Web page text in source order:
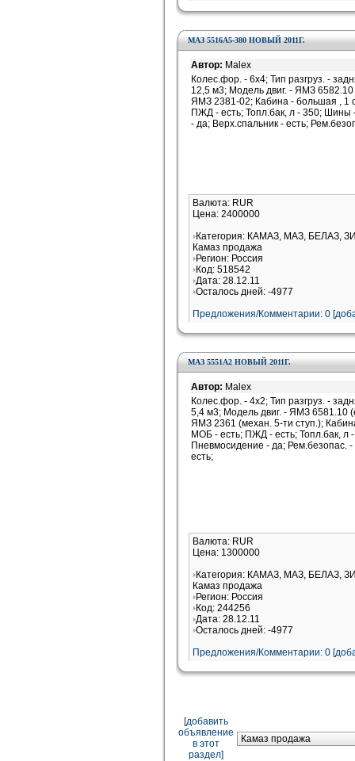
МАЗ 5516А5-380 НОВЫЙ 2011Г.
Автор: Malex
Колес.фор. - 6х4; Тип разгруз. -
12,5 м3; Модель двиг. - ЯМЗ
ЯМЗ 2381-02; Кабина - большая , 1
ПЖД - есть; Топл.бак, л - 350;
- да; Верх.спальник - есть;
Валюта: RUR
Цена: 2400000
Категория: КАМАЗ, МАЗ, БЕЛАЗ,
Камаз продажа
Регион: Россия
Код: 518542
Дата: 28.12.11
Осталось дней: -4977
Предложения/Комментарии: 0
МАЗ 5551А2 НОВЫЙ 2011Г.
Автор: Malex
Колес.фор. - 4x2; Тип разгруз. -
5,4 м3; Модель двиг. - ЯМЗ 6581.10
ЯМЗ 2361 (механ. 5-ти ступ.);
МОБ - есть; ПЖД - есть; Топл.бак,
Пневмосидение - да; Рем.безопас. -
есть;
Валюта: RUR
Цена: 1300000
Категория: КАМАЗ, МАЗ, БЕЛАЗ,
Камаз продажа
Регион: Россия
Код: 244256
Дата: 28.12.11
Осталось дней: -4977
Предложения/Комментарии: 0
[добавить
объявление
в этот
раздел]